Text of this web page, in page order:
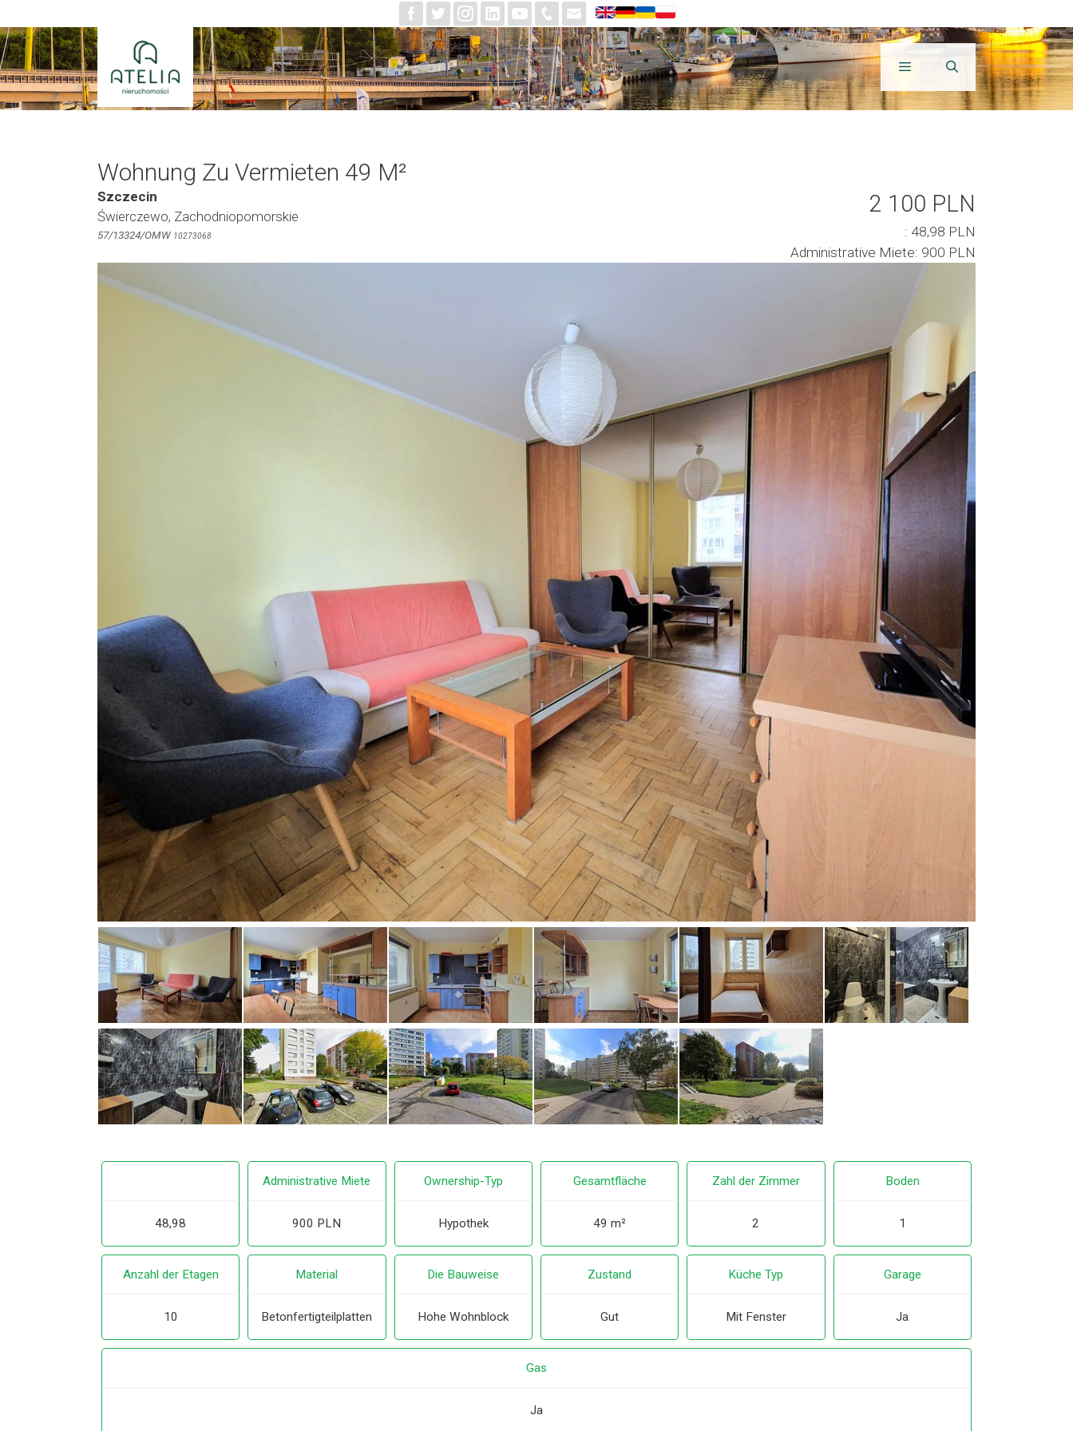
Inhalt
springen
Wohnung Zu Vermieten 49 M²
Szczecin
Świerczewo, Zachodniopomorskie
57/13324/OMW 10273068
2 100 PLN
: 48,98 PLN
Administrative Miete: 900 PLN
48,98
Administrative Miete
900 PLN
Ownership-Typ
Hypothek
Gesamtfläche
49 m²
Zahl der Zimmer
2
Boden
1
Anzahl der Etagen
10
Material
Betonfertigteilplatten
Die Bauweise
Hohe Wohnblock
Zustand
Gut
Küche Typ
Mit Fenster
Garage
Ja
Gas
Ja